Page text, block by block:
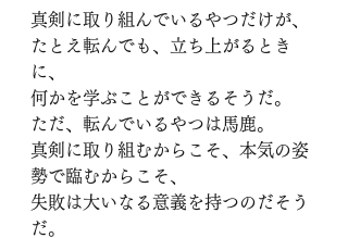
真剣に取り組んでいるやつだけが、
たとえ転んでも、立ち上がるとき
に、
何かを学ぶことができるそうだ。
ただ、転んでいるやつは馬鹿。
真剣に取り組むからこそ、本気の姿
勢で臨むからこそ、
失敗は大いなる意義を持つのだそう
だ。